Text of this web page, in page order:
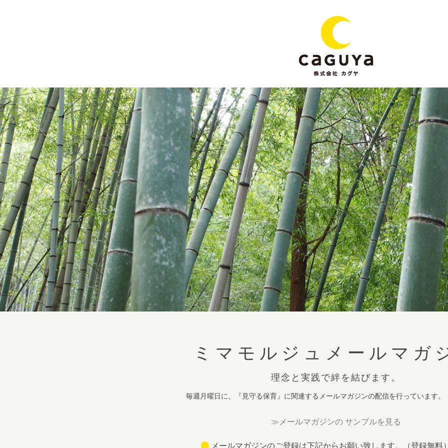
ミマモルジュメールマガ
理念と実践で絆を結びます。
毎週月曜日に、『見守る保育』に関連するメールマガジンの配信を行っています。
≫メールマガジンの サンプルを見る
メールマガジンのご登録は下記からお願い致します。（登録無料